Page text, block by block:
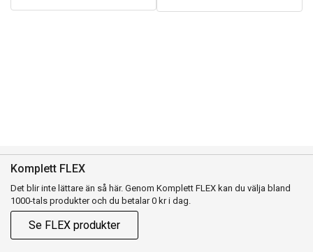
Komplett FLEX
Det blir inte lättare än så här. Genom Komplett FLEX kan du välja bland
1000-tals produkter och du betalar 0 kr i dag.
Se FLEX produkter